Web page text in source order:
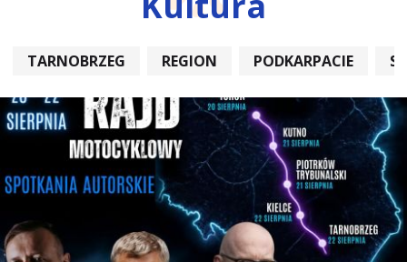
TARNOBRZEG REGION PODKARPACIE